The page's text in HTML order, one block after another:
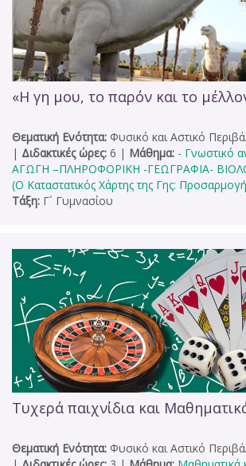
«Η γη μου, το παρόν και το
Θεματική Ενότητα: Φυσικό και Αστικό
| Διδακτικές ώρες: 6 | Μάθημα: - Γνωστικό
ΑΓΩΓΗ –ΠΛΗΡΟΦΟΡΙΚΗ -ΓΕΩΓΡΑΦΙΑ-
(Ο Καταστατικός Χάρτης της Γης:
Τάξη: Γ´ Γυμνασίου
Τυχερά παιχνίδια και
Θεματική Ενότητα: Φυσικό και Αστικό